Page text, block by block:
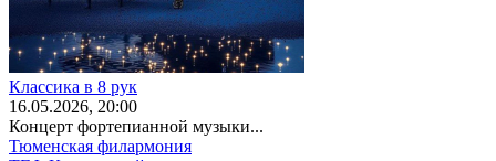
Классика в 8 рук
16.05.2026, 20:00
Концерт фортепианной музыки...
Тюменская филармония